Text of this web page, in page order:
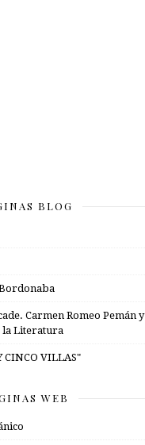
BLOG
Carmen Romeo Pemán y
la Literatura
CINCO VILLAS"
WEB